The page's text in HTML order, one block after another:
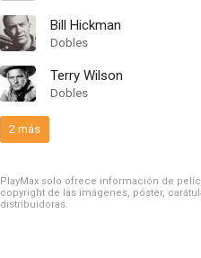
Bill Hickman
Dobles
Terry Wilson
Dobles
2 más
PlayMax solo ofrece información de
copyright de las imágenes, póster,
distribuidoras.